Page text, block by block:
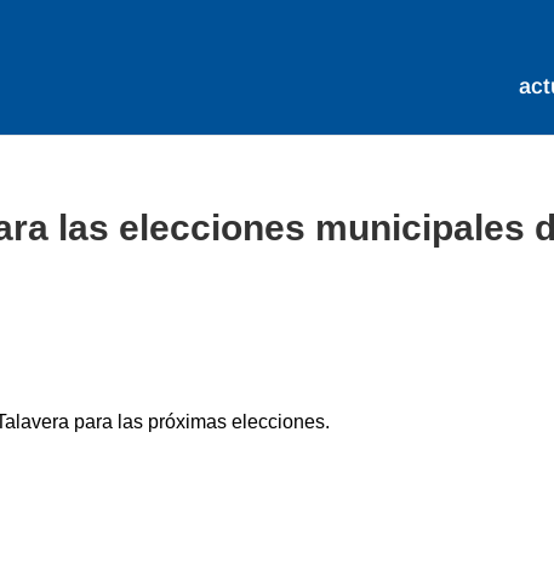
las elecciones municipales
para las próximas elecciones.